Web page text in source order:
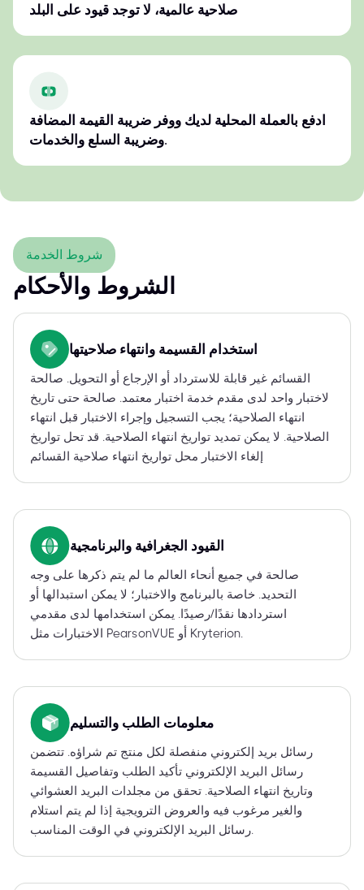
صلاحية عالمية، لا توجد قيود على البلد
ادفع بالعملة المحلية لديك ووفر ضريبة القيمة المضافة
وضريبة السلع والخدمات.
شروط الخدمة
الشروط والأحكام
استخدام القسيمة وانتهاء صلاحيتها
القسائم غير قابلة للاسترداد أو الإرجاع أو التحويل. صالحة
لاختبار واحد لدى مقدم خدمة اختبار معتمد. صالحة حتى تاريخ
انتهاء الصلاحية؛ يجب التسجيل وإجراء الاختبار قبل انتهاء
الصلاحية. لا يمكن تمديد تواريخ انتهاء الصلاحية. قد تحل تواريخ
إلغاء الاختبار محل تواريخ انتهاء صلاحية القسائم
القيود الجغرافية والبرنامجية
صالحة في جميع أنحاء العالم ما لم يتم ذكرها على وجه
التحديد. خاصة بالبرنامج والاختبار؛ لا يمكن استبدالها أو
استردادها نقدًا/رصيدًا. يمكن استخدامها لدى مقدمي
الاختبارات مثل PearsonVUE أو Kryterion.
معلومات الطلب والتسليم
رسائل بريد إلكتروني منفصلة لكل منتج تم شراؤه. تتضمن
رسائل البريد الإلكتروني تأكيد الطلب وتفاصيل القسيمة
وتاريخ انتهاء الصلاحية. تحقق من مجلدات البريد العشوائي
والغير مرغوب فيه والعروض الترويجية إذا لم يتم استلام
رسائل البريد الإلكتروني في الوقت المناسب.